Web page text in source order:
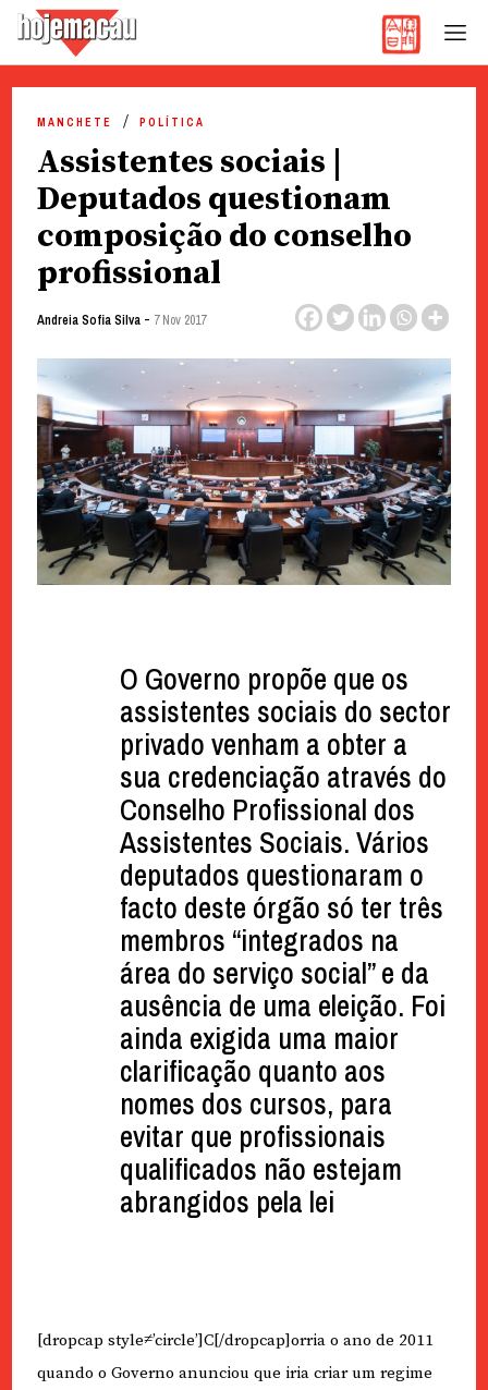
content
MANCHETE POLÍTICA
Assistentes sociais |
Deputados questionam
composição do conselho
profissional
Andreia Sofia Silva- 7 Nov 2017
O Governo propõe que os
assistentes sociais do sector
privado venham a obter a
sua credenciação através do
Conselho Profissional dos
Assistentes Sociais. Vários
deputados questionaram o
facto deste órgão só ter três
membros “integrados na
área do serviço social” e da
ausência de uma eleição. Foi
ainda exigida uma maior
clarificação quanto aos
nomes dos cursos, para
evitar que profissionais
qualificados não estejam
abrangidos pela lei
[dropcap style≠’circle’]C[/dropcap]orria o ano de 2011
quando o Governo anunciou que iria criar um regime